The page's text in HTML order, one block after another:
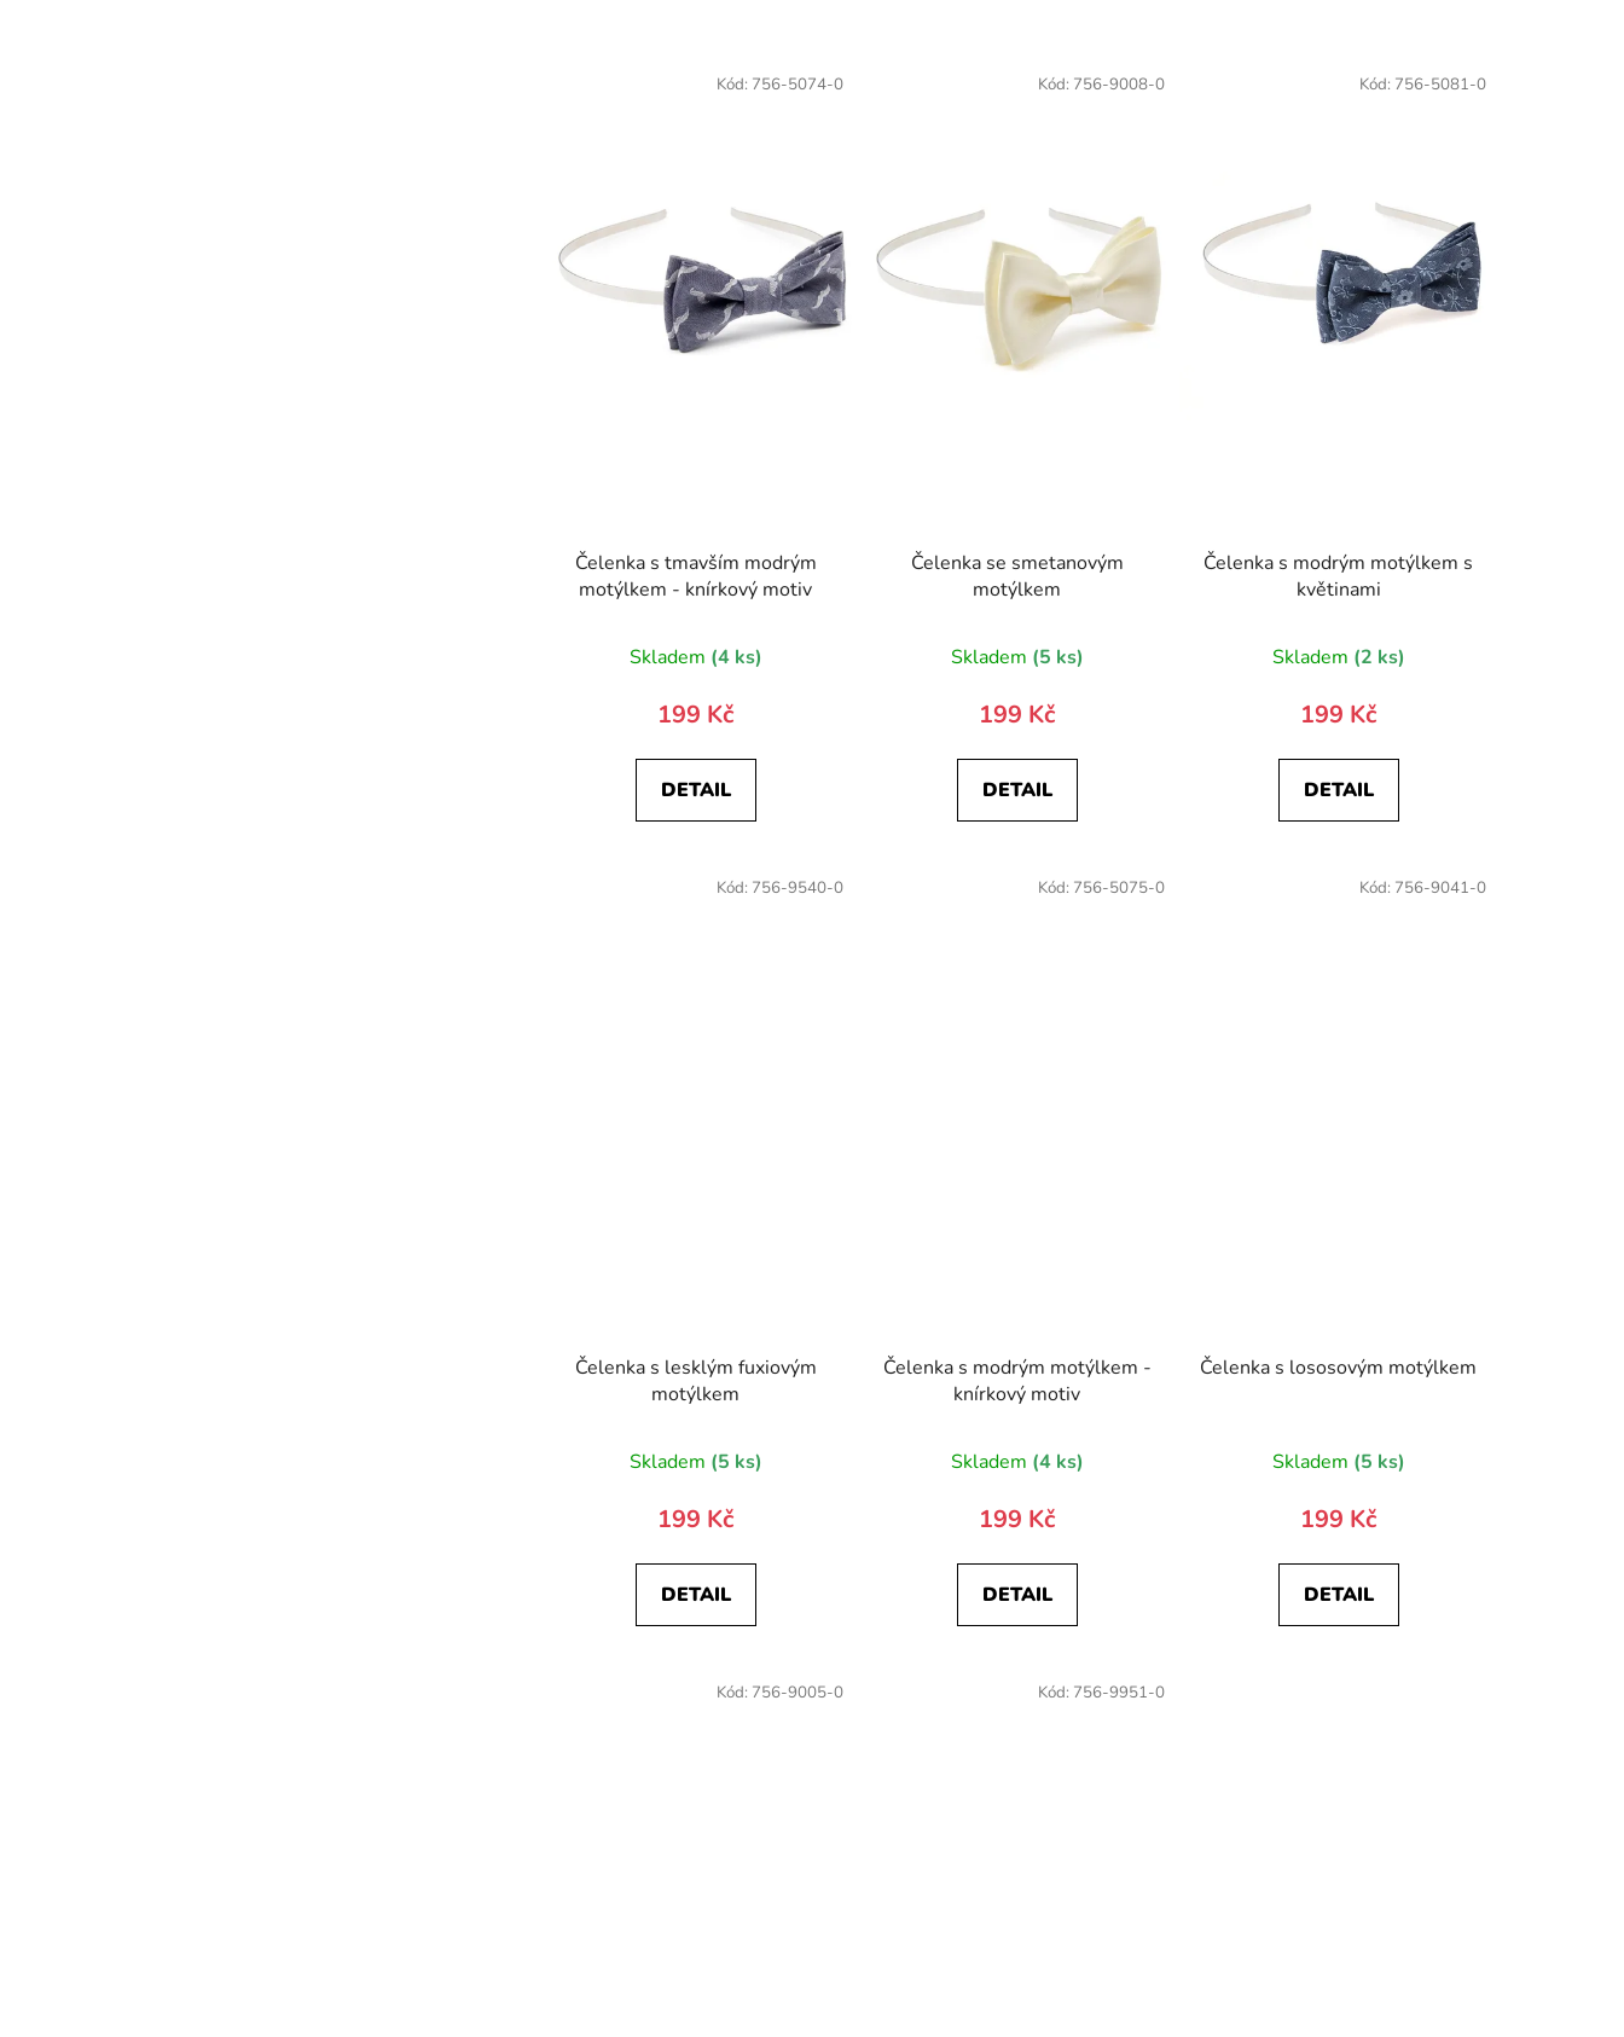
Čelenka s tmavším modrým
motýlkem - knírkový motiv
Skladem (4 ks)
199 Kč
DETAIL
Kód: 756-5074-0
Čelenka se smetanovým
motýlkem
Skladem (5 ks)
199 Kč
DETAIL
Kód: 756-9008-0
Čelenka s modrým motýlkem s
květinami
Skladem (2 ks)
199 Kč
DETAIL
Kód: 756-5081-0
Čelenka s lesklým fuxiovým
motýlkem
Skladem (5 ks)
199 Kč
DETAIL
Kód: 756-9540-0
Čelenka s modrým motýlkem -
knírkový motiv
Skladem (4 ks)
199 Kč
DETAIL
Kód: 756-5075-0
Čelenka s lososovým motýlkem
Skladem (5 ks)
199 Kč
DETAIL
Kód: 756-9041-0
Kód: 756-9005-0 Kód: 756-9951-0